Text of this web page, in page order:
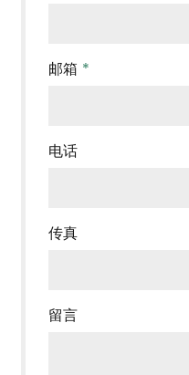
邮箱 *
电话
传真
留言